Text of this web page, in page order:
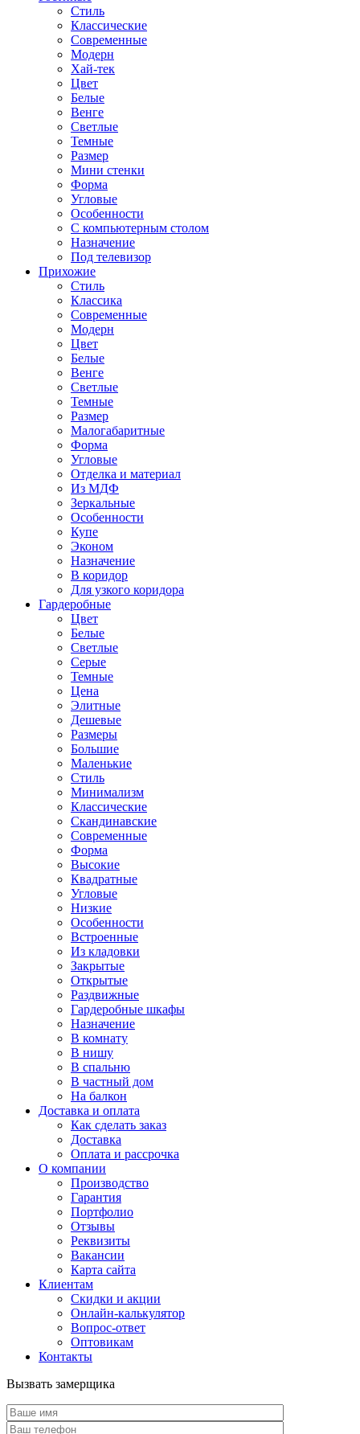
Стиль
Классические
Современные
Модерн
Хай-тек
Цвет
Белые
Венге
Светлые
Темные
Размер
Мини стенки
Форма
Угловые
Особенности
С компьютерным столом
Назначение
Под телевизор
Прихожие
Стиль
Классика
Современные
Модерн
Цвет
Белые
Венге
Светлые
Темные
Размер
Малогабаритные
Форма
Угловые
Отделка и материал
Из МДФ
Зеркальные
Особенности
Купе
Эконом
Назначение
В коридор
Для узкого коридора
Гардеробные
Цвет
Белые
Светлые
Серые
Темные
Цена
Элитные
Дешевые
Размеры
Большие
Маленькие
Стиль
Минимализм
Классические
Скандинавские
Современные
Форма
Высокие
Квадратные
Угловые
Низкие
Особенности
Встроенные
Из кладовки
Закрытые
Открытые
Раздвижные
Гардеробные шкафы
Назначение
В комнату
В нишу
В спальню
В частный дом
На балкон
Доставка и оплата
Как сделать заказ
Доставка
Оплата и рассрочка
О компании
Производство
Гарантия
Портфолио
Отзывы
Реквизиты
Вакансии
Карта сайта
Клиентам
Скидки и акции
Онлайн-калькулятор
Вопрос-ответ
Оптовикам
Контакты
Вызвать замерщика